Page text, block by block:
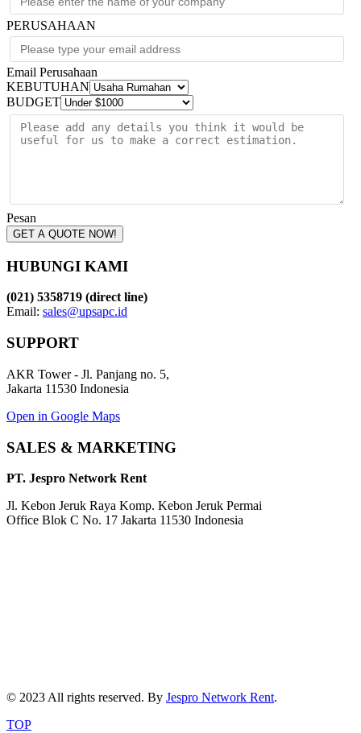
PERUSAHAAN
Email Perusahaan
KEBUTUHAN
BUDGET
Pesan
GET A QUOTE NOW!
HUBUNGI KAMI
(021) 5358719 (direct line)
Email: sales@upsapc.id
SUPPORT
AKR Tower - Jl. Panjang no. 5,
Jakarta 11530 Indonesia
Open in Google Maps
SALES & MARKETING
PT. Jespro Network Rent
Jl. Kebon Jeruk Raya Komp. Kebon Jeruk Permai
Office Blok C No. 17 Jakarta 11530 Indonesia
© 2023 All rights reserved. By Jespro Network Rent.
TOP